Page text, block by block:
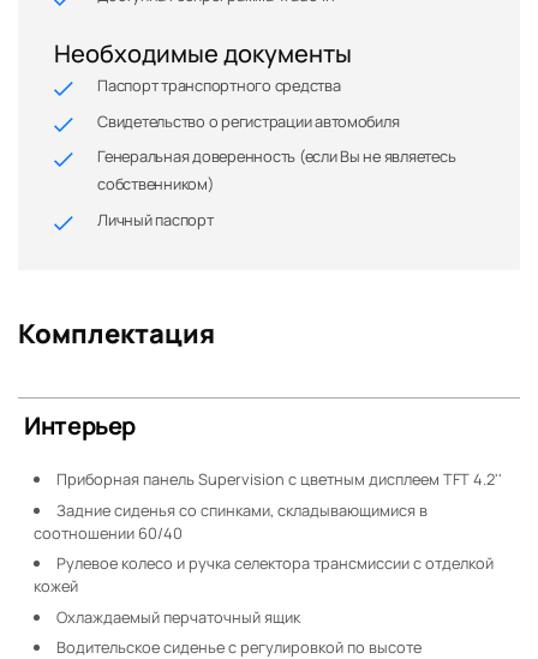
Необходимые документы
Паспорт транспортного средства
Свидетельство о регистрации автомобиля
Генеральная доверенность (если Вы не являетесь
собственником)
Личный паспорт
Комплектация
Интерьер
Приборная панель Supervision c цветным дисплеем TFT 4.2''
Задние сиденья со спинками, складывающимися в
соотношении 60/40
Рулевое колесо и ручка селектора трансмиссии с отделкой
кожей
Охлаждаемый перчаточный ящик
Водительское сиденье с регулировкой по высоте